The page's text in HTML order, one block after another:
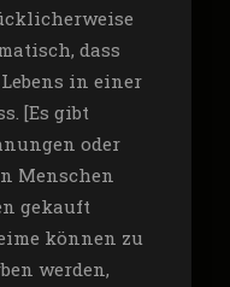
dass
in einer
[Es gibt
oder
Menschen
gekauft
können zu
werden,